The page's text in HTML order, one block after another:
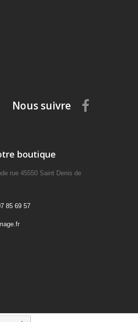
Nous suivre
boutique
rue 45550 Saint Denis de
85 69 57